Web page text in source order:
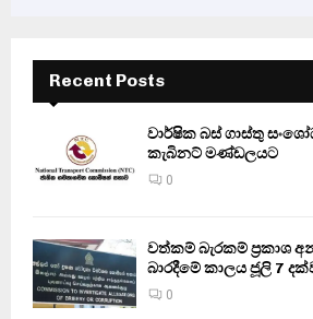
Recent Posts
වාර්ෂික බස් ගාස්තු
කැබිනට් මණ්ඩලයට
0
වත්කම් බැරකම් ප්‍රකාශ
බාරදීමේ කාලය ජූලි 7
0